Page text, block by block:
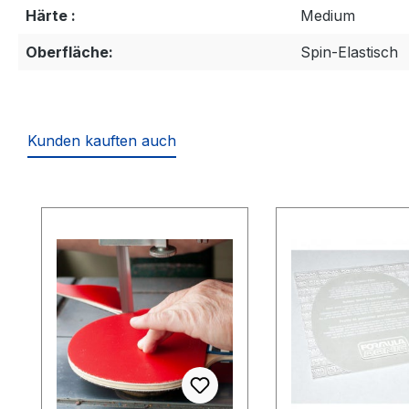
Härte :
Medium
Oberfläche:
Spin-Elastisch
Kunden kauften auch